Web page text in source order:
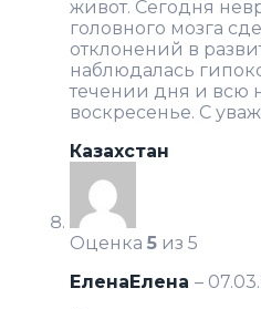
живот. Сегодня
головного мозга
отклонений в
наблюдалась
течении дня и всю
воскресенье. С
Казахстан
Оценка 5 из 5
ЕленаЕлена –